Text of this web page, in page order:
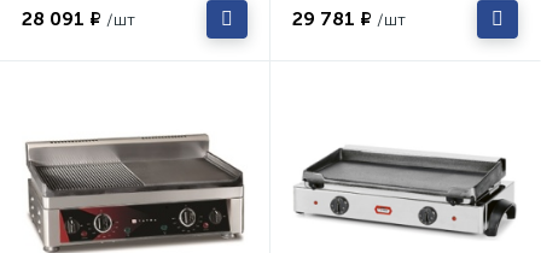
28 091 ₽ /шт 29 781 ₽ /шт